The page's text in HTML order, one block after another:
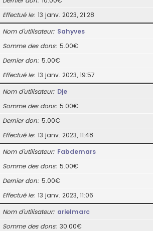
Effectué le 13 janv. 2023, 21:28
Nom d’utilisateur Sahyves
Somme des dons 5.00€
Dernier don 5.00€
Effectué le 13 janv. 2023, 19:57
Nom d’utilisateur Dje
Somme des dons 5.00€
Dernier don 5.00€
Effectué le 13 janv. 2023, 11:48
Nom d’utilisateur Fabdemars
Somme des dons 5.00€
Dernier don 5.00€
Effectué le 13 janv. 2023, 11:06
Nom d’utilisateur arielmarc
Somme des dons 30.00€